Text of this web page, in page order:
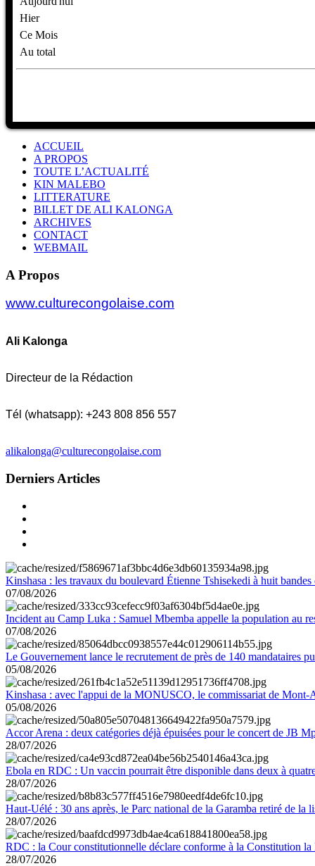
Hier
Ce Mois
Au total
ACCUEIL
A PROPOS
TOUTE L’ACTUALITÉ
KIN MALEBO
LITTERATURE
BILLET DE ALI KALONGA
ARCHIVES
CONTACT
WEBMAIL
A Propos
www.culturecongolaise.com
Ali Kalonga
Directeur de la Rédaction
Tél (whatsapp): +243 808 856 557
alikalonga@culturecongolaise.com
Derniers Articles
Kinshasa : les travaux du boulevard Étienne Tshisekedi à huit
07/08/2026
Incident au Camp Luka : Samuel Mbemba appelle la population au
07/08/2026
Le Gouvernement lance le recrutement de près de 140 mandataires
05/08/2026
Kinshasa : avec l'appui de la MONUSCO, le commissariat de Mont-
05/08/2026
Accor Arena : deux catégories déjà épuisées pour le concert de JB
28/07/2026
Ebola en RDC : Un vaccin pourrait être disponible dans deux à
28/07/2026
Haut-Uélé : 30 ans après, le Parc national de la Garamba retiré de la
28/07/2026
RDC : la Cour constitutionnelle déclare conforme à la Constitution la
28/07/2026